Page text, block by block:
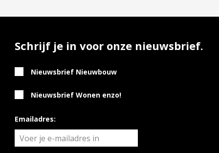
Schrijf je in voor onze nieuwsbrief.
Nieuwsbrief Nieuwbouw
Nieuwsbrief Wonen enzo!
Emailadres: